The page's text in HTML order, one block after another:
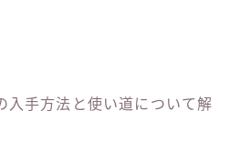
手方法と使い道について解